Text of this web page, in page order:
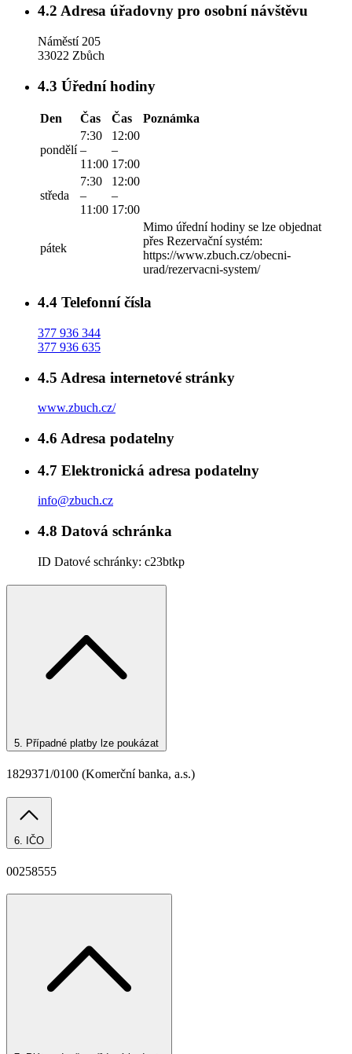
4.2 Adresa úřadovny pro osobní návštěvu
Náměstí 205
33022 Zbůch
4.3 Úřední hodiny
Den Čas Čas Poznámka
pondělí
7:30
–
11:00
12:00
–
17:00
středa
7:30
–
11:00
12:00
–
17:00
pátek
Mimo úřední hodiny se lze objednat
přes Rezervační systém:
https://www.zbuch.cz/obecni-
urad/rezervacni-system/
4.4 Telefonní čísla
377 936 344
377 936 635
4.5 Adresa internetové stránky
www.zbuch.cz/
4.6 Adresa podatelny
4.7 Elektronická adresa podatelny
info@zbuch.cz
4.8 Datová schránka
ID Datové schránky: c23btkp
5. Případné platby lze poukázat
1829371/0100 (Komerční banka, a.s.)
6. IČO
00258555